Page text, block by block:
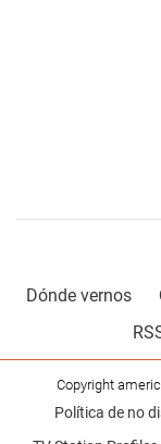
Dónde vernos
Copyright
Política de no